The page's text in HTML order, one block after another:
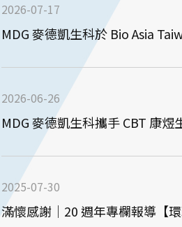
2026-07-17
MDG 麥德凱生科於 Bio Asia
2026-06-26
MDG 麥德凱生科攜手 CBT 康
2025-07-30
滿懷感謝｜20 週年專欄報導【